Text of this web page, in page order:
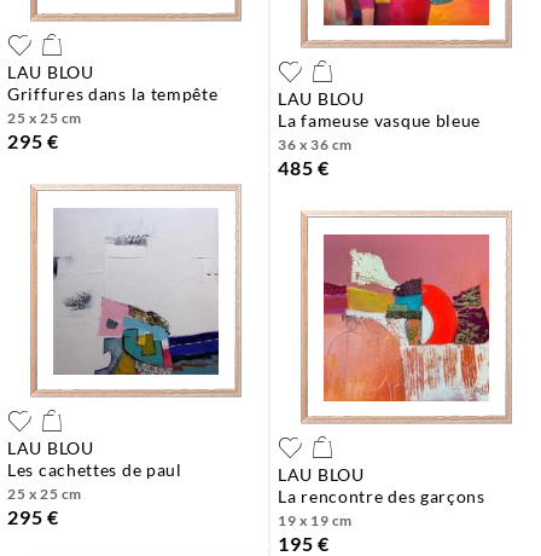
LAU BLOU
griffures dans la tempête
25 x 25 cm
295 €
LAU BLOU
la fameuse vasque bleue
36 x 36 cm
485 €
LAU BLOU
les cachettes de paul
25 x 25 cm
295 €
LAU BLOU
la rencontre des garçons
19 x 19 cm
195 €